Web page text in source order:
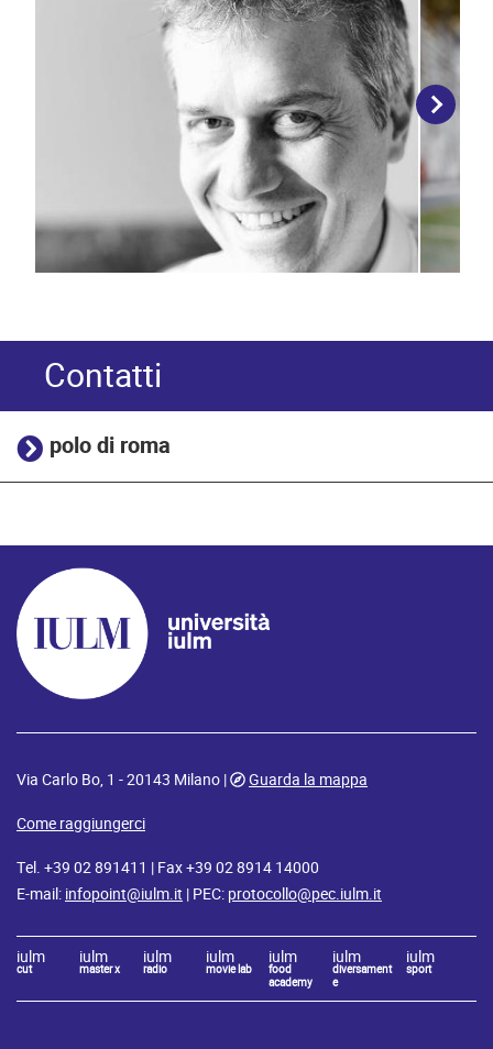
Contatti
polo di roma
Via Carlo Bo, 1 - 20143 Milano |
Guarda la mappa
Come raggiungerci
Tel. +39 02 891411 | Fax +39 02 8914 14000
E-mail: infopoint@iulm.it | PEC: protocollo@pec.iulm.it
iulm
cut
iulm
master x
iulm
radio
iulm
movie lab
iulm
food
academy
iulm
diversament
e
iulm
sport